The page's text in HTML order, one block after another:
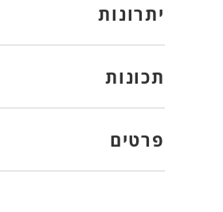
יתרונות
תכונות
פרטים